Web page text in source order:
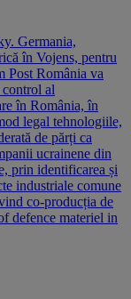
Germania,
în Vojens, pentru
Post România va
al
în România, în
legal tehnologiile,
de părți ca
ucrainene din
prin identificarea și
industriale comune
co-producția de
defence materiel in